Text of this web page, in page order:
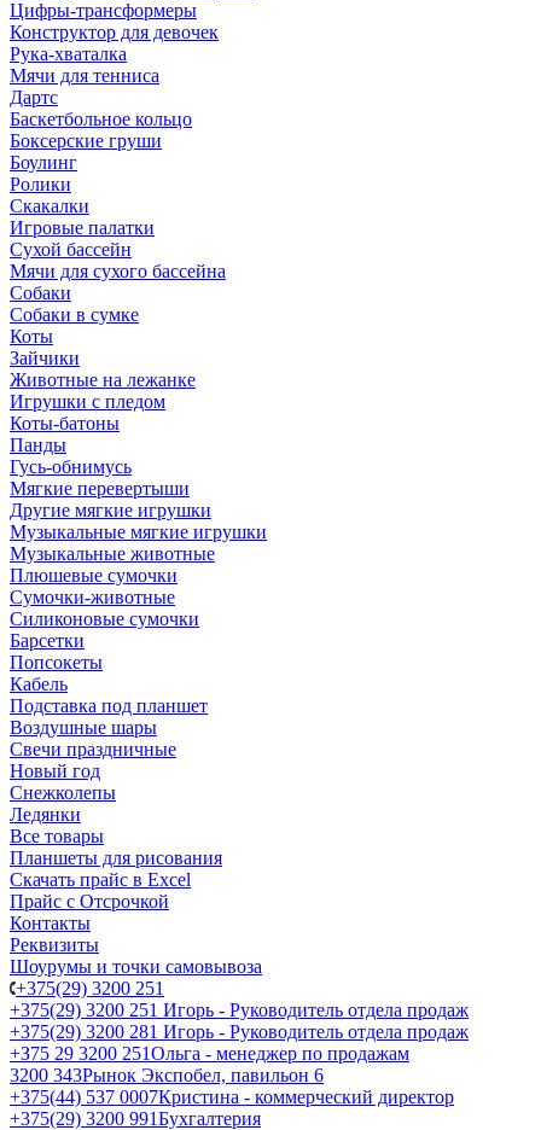
Цифры-трансформеры
Конструктор для девочек
Рука-хваталка
Мячи для тенниса
Дартс
Баскетбольное кольцо
Боксерские груши
Боулинг
Ролики
Скакалки
Игровые палатки
Сухой бассейн
Мячи для сухого бассейна
Собаки
Собаки в сумке
Коты
Зайчики
Животные на лежанке
Игрушки с пледом
Коты-батоны
Панды
Гусь-обнимусь
Мягкие перевертыши
Другие мягкие игрушки
Музыкальные мягкие игрушки
Музыкальные животные
Плюшевые сумочки
Сумочки-животные
Силиконовые сумочки
Барсетки
Попсокеты
Кабель
Подставка под планшет
Воздушные шары
Свечи праздничные
Новый год
Снежколепы
Ледянки
Все товары
Планшеты для рисования
Скачать прайс в Excel
Прайс с Отсрочкой
Контакты
Реквизиты
Шоурумы и точки самовывоза
+375(29) 3200 251
+375(29) 3200 251 Игорь - Руководитель отдела продаж
+375(29) 3200 281 Игорь - Руководитель отдела продаж
+З75 29 3200 251Ольга - менеджер по продажам
3200 343Рынок Экспобел, павильон 6
+375(44) 537 0007Кристина - коммерческий директор
+375(29) 3200 991Бухгалтерия